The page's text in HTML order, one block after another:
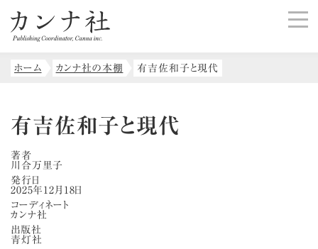
ホーム カンナ社の本棚 有吉佐和子と現代
有吉佐和子と現代
著者
川合万里子
発行日
2025年12月18日
コーディネート
カンナ社
出版社
青灯社